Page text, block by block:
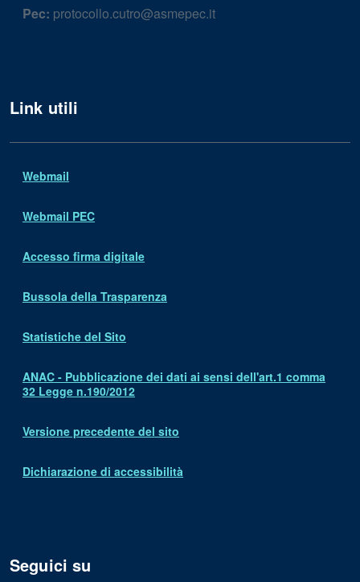
Pec: protocollo.cutro@asmepec.it
Link utili
Webmail
Webmail PEC
Accesso firma digitale
Bussola della Trasparenza
Statistiche del Sito
ANAC - Pubblicazione dei dati ai sensi dell'art.1 comma
32 Legge n.190/2012
Versione precedente del sito
Dichiarazione di accessibilità
Seguici su